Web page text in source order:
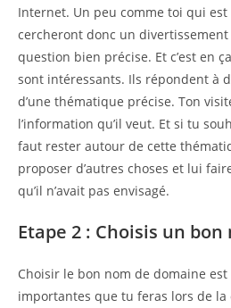
Internet. Un peu comme toi qui
cercheront donc un
question bien précise. Et c’est en
sont intéressants. Ils répondent à
d’une thématique précise. Ton
l’information qu’il veut. Et si tu
faut rester autour de cette
proposer d’autres choses et lui
qu’il n’avait pas envisagé.
Etape 2 : Choisis un
Choisir le bon nom de domaine est
importantes que tu feras lors de